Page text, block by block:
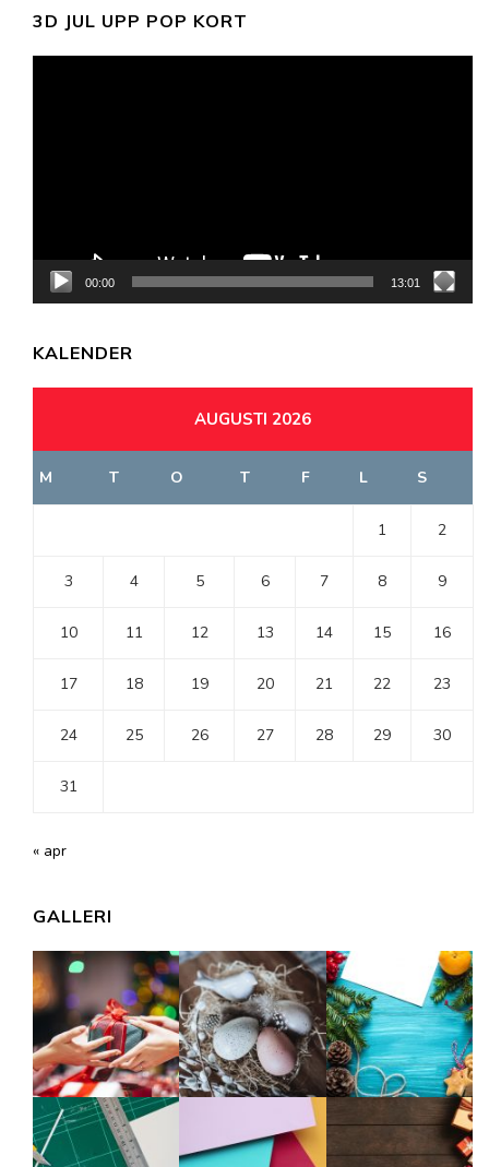
3D JUL UPP POP KORT
00:00 13:01
KALENDER
AUGUSTI 2026
M T O T F L S
1 2
3 4 5 6 7 8 9
10 11 12 13 14 15 16
17 18 19 20 21 22 23
24 25 26 27 28 29 30
31
« apr
GALLERI